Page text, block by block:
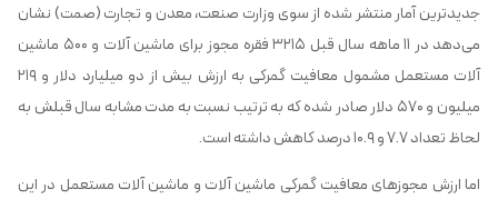
جدیدترین آمار منتشر شده از سوی وزارت صنعت، ‌معدن و تجارت (صمت) نشان
می‌دهد در ۱۱ ماهه سال قبل ۳۲۱۵ فقره مجوز برای ماشین آلات و ۵۰۰ ماشین
آلات مستعمل مشمول معافیت گمرکی به ارزش بیش از دو میلیارد دلار و ۲۱۹
میلیون و ۵۷۰ دلار صادر شده که به ترتیب نسبت به مدت مشابه سال قبلش به
لحاظ تعداد ۷.۷ و ۱۰.۹ درصد کاهش داشته است.
اما ارزش مجوزهای معافیت گمرکی ماشین آلات و ماشین آلات مستعمل در این